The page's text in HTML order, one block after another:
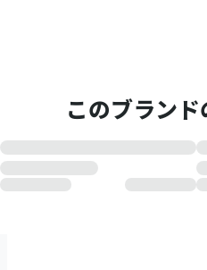
このブラン